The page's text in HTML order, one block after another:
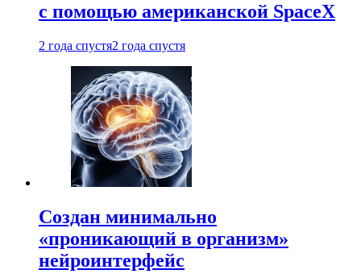
с помощью американской SpaceX
2 года спустя2 года спустя
Создан минимально
«проникающий в организм»
нейроинтерфейс